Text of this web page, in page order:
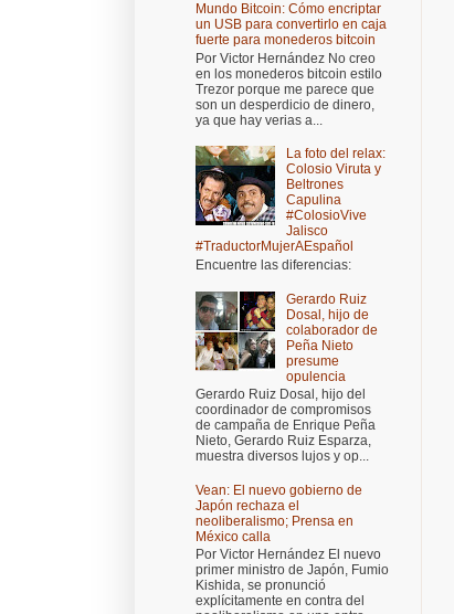
Mundo Bitcoin: Cómo encriptar
un USB para convertirlo en caja
fuerte para monederos bitcoin
Por Victor Hernández No creo
en los monederos bitcoin estilo
Trezor porque me parece que
son un desperdicio de dinero,
ya que hay verias a...
La foto del relax:
Colosio Viruta y
Beltrones
Capulina
#ColosioVive
Jalisco
#TraductorMujerAEspañol
Encuentre las diferencias:
Gerardo Ruiz
Dosal, hijo de
colaborador de
Peña Nieto
presume
opulencia
Gerardo Ruiz Dosal, hijo del
coordinador de compromisos
de campaña de Enrique Peña
Nieto, Gerardo Ruiz Esparza,
muestra diversos lujos y op...
Vean: El nuevo gobierno de
Japón rechaza el
neoliberalismo; Prensa en
México calla
Por Victor Hernández El nuevo
primer ministro de Japón, Fumio
Kishida, se pronunció
explícitamente en contra del